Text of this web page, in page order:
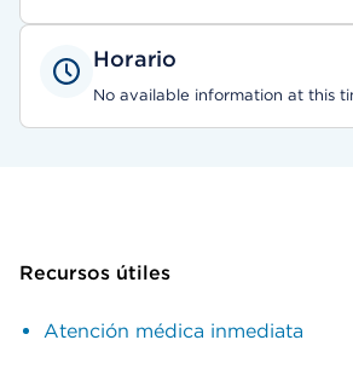
Horario
No available information at this
Recursos útiles
Atención médica inmediata